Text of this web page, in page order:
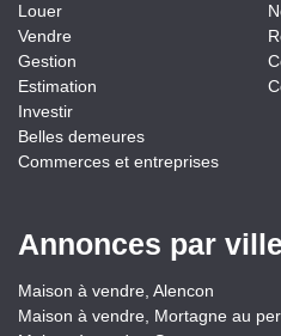
Louer
Vendre
Gestion
Estimation
Investir
Belles demeures
Commerces et entreprises
Annonces par ville
Maison à vendre, Alencon
Maison à vendre, Mortagne au